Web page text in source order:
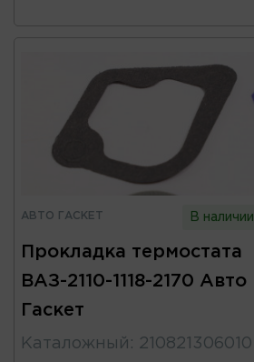
АВТО ГАСКЕТ В наличии
Прокладка термостата
ВАЗ-2110-1118-2170 Авто
Гаскет
Каталожный : 210821306010